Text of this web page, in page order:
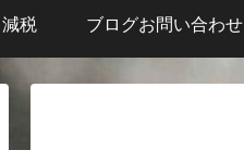
税 ブログお問い合わせ